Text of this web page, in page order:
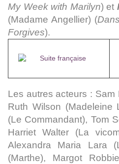
My Week with Marilyn) et
(Madame Angellier) (
Forgives).
Les autres acteurs : Sam
Ruth Wilson (Madeleine
(Le Commandant), Tom
Harriet Walter (La
Alexandra Maria Lara
(Marthe), Margot